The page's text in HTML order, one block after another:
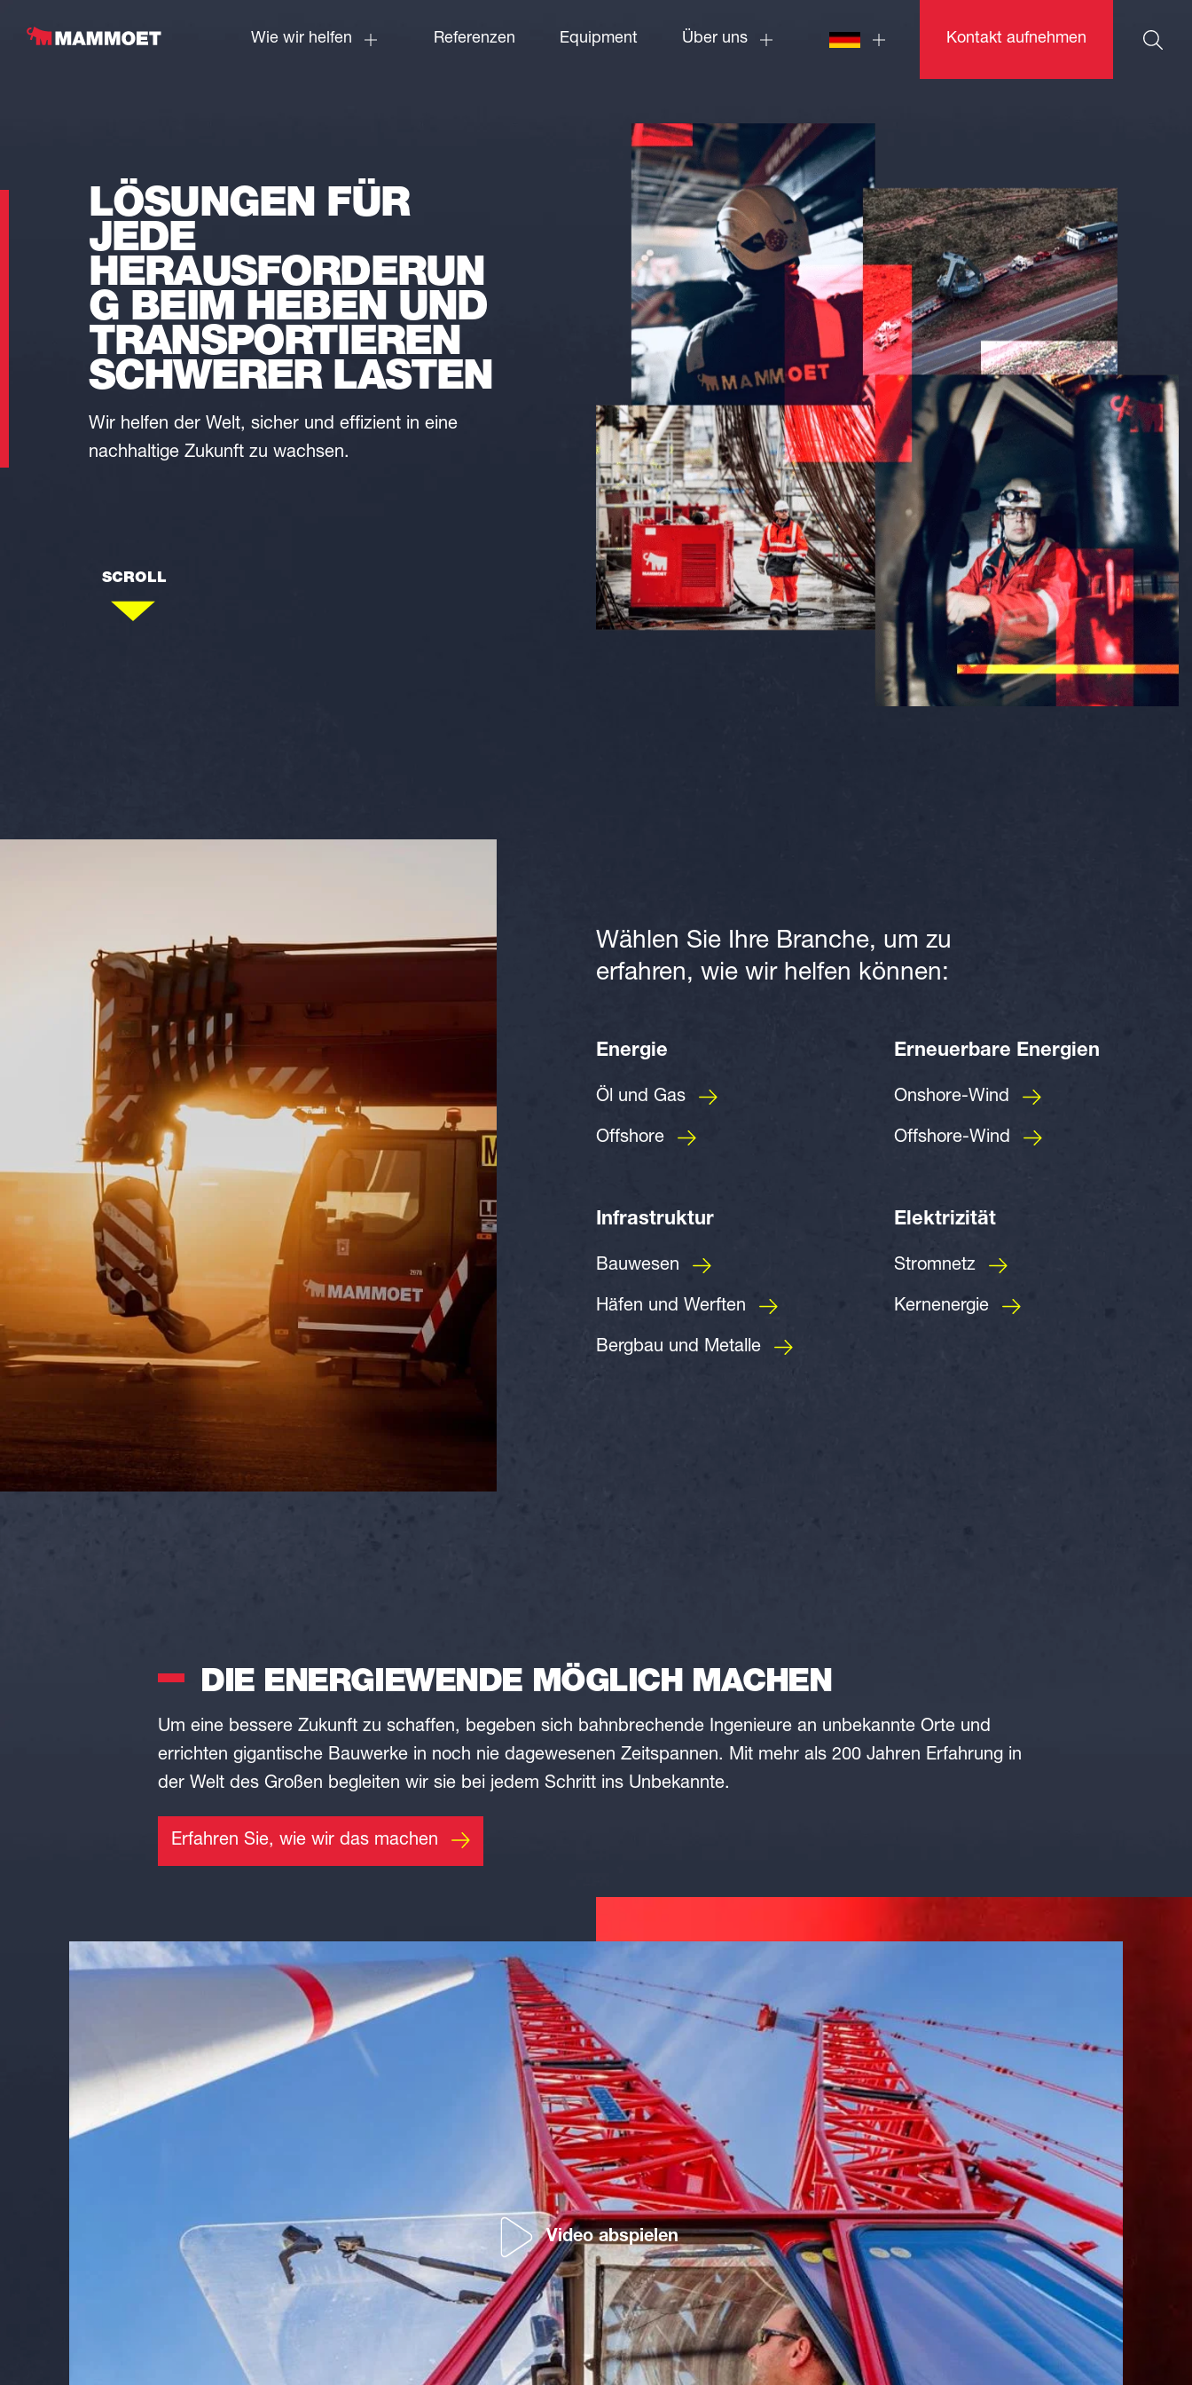
Wie wir helfen Referenzen Equipment Über uns Kontakt aufnehmen
LÖSUNGEN FÜR
JEDE
HERAUSFORDERUN
G BEIM HEBEN UND
TRANSPORTIEREN
SCHWERER LASTEN
Wir helfen der Welt, sicher und effizient in eine
nachhaltige Zukunft zu wachsen.
SCROLL
Wählen Sie Ihre Branche, um zu
erfahren, wie wir helfen können:
Energie
Öl und Gas
Offshore
Erneuerbare Energien
Onshore-Wind
Offshore-Wind
Infrastruktur
Bauwesen
Häfen und Werften
Bergbau und Metalle
Elektrizität
Stromnetz
Kernenergie
DIE ENERGIEWENDE MÖGLICH MACHEN
Um eine bessere Zukunft zu schaffen, begeben sich bahnbrechende Ingenieure an unbekannte Orte und
errichten gigantische Bauwerke in noch nie dagewesenen Zeitspannen. Mit mehr als 200 Jahren Erfahrung in
der Welt des Großen begleiten wir sie bei jedem Schritt ins Unbekannte.
Erfahren Sie, wie wir das machen
Video abspielen